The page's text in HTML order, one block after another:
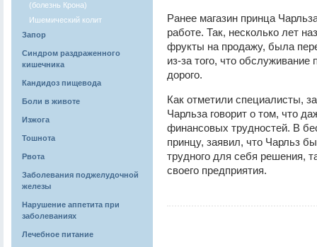
(болезнь Крона)
Ишемический колит
Запор
Синдром раздраженного
кишечника
Кандидоз пищевода
Боли в животе
Изжога
Тошнота
Рвота
Заболевания поджелудочной
железы
Нарушение аппетита при
заболеваниях
Лечебное питание
Ранее магазин принца
работе. Так, несколько лет
фрукты на продажу, была
из-за того, что
дорого.
Как отметили специалисты,
Чарльза говорит о том, что
финансовых трудностей. В
принцу, заявил, что Чарльз
трудного для себя решения,
своего предприятия.